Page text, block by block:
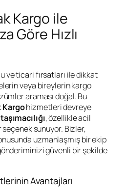
Kargo ile
Göre Hızlı
ve ticari fırsatları ile dikkat
veya bireylerin kargo
araması doğal. Bu
Kargohizmetleri devreye
, özellikle acil
sunuyor. Bizler,
uzmanlaşmış bir ekip
güvenli bir şekilde
Avantajları